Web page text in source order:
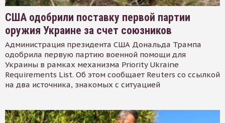
США одобрили поставку первой партии
оружия Украине за счет союзников
Администрация президента США Дональда Трампа
одобрила первую партию военной помощи для
Украины в рамках механизма Priority Ukraine
Requirements List. Об этом сообщает Reuters со ссылкой
на два источника, знакомых с ситуацией